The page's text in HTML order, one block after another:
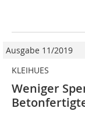
Ausgabe 11/2019
KLEIHUES
Weniger